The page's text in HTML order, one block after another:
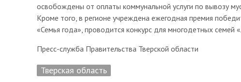
освобождены от оплаты коммунальной услуги по вывозу
Кроме того, в регионе учреждена ежегодная премия
«Семья года», проводится конкурс для многодетных семей
Пресс-служба Правительства Тверской области
Тверская область